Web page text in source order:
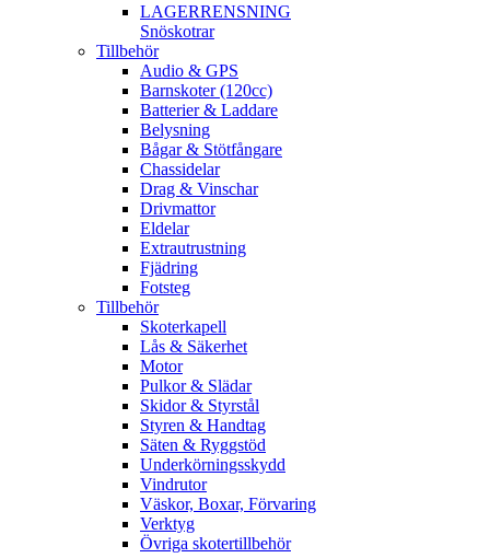
LAGERRENSNING
Snöskotrar
Tillbehör
Audio & GPS
Barnskoter (120cc)
Batterier & Laddare
Belysning
Bågar & Stötfångare
Chassidelar
Drag & Vinschar
Drivmattor
Eldelar
Extrautrustning
Fjädring
Fotsteg
Tillbehör
Skoterkapell
Lås & Säkerhet
Motor
Pulkor & Slädar
Skidor & Styrstål
Styren & Handtag
Säten & Ryggstöd
Underkörningsskydd
Vindrutor
Väskor, Boxar, Förvaring
Verktyg
Övriga skotertillbehör